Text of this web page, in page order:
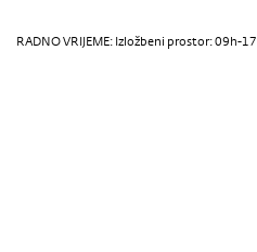
RADNO VRIJEME: Izložbeni prostor: